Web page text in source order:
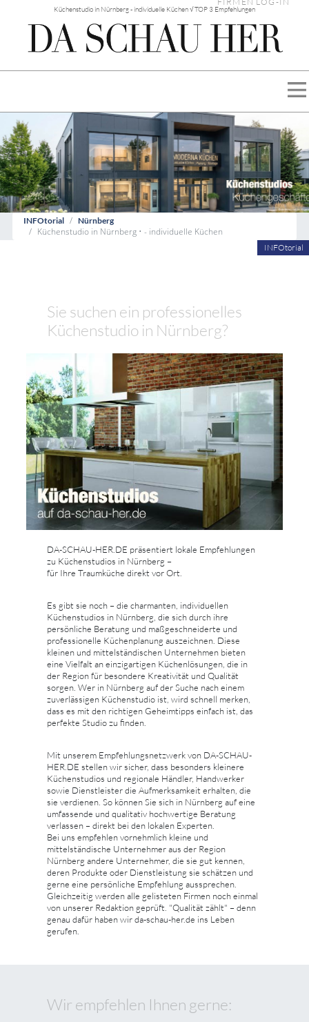
Küchenstudio in Nürnberg - individuelle Küchen √ TOP 3 Empfehlungen
INFOtorial Nürnberg
Küchenstudio in Nürnberg • - individuelle Küchen
INFOtorial
Sie suchen ein professionelles
Küchenstudio in Nürnberg?
DA-SCHAU-HER.DE präsentiert lokale Empfehlungen
zu Küchenstudios in Nürnberg –
für Ihre Traumküche direkt vor Ort.
Es gibt sie noch – die charmanten, individuellen
Küchenstudios in Nürnberg, die sich durch ihre
persönliche Beratung und maßgeschneiderte und
professionelle Küchenplanung auszeichnen. Diese
kleinen und mittelständischen Unternehmen bieten
eine Vielfalt an einzigartigen Küchenlösungen, die in
der Region für besondere Kreativität und Qualität
sorgen. Wer in Nürnberg auf der Suche nach einem
zuverlässigen Küchenstudio ist, wird schnell merken,
dass es mit den richtigen Geheimtipps einfach ist, das
perfekte Studio zu finden.
Mit unserem Empfehlungsnetzwerk von DA-SCHAU-
HER.DE stellen wir sicher, dass besonders kleinere
Küchenstudios und regionale Händler, Handwerker
sowie Dienstleister die Aufmerksamkeit erhalten, die
sie verdienen. So können Sie sich in Nürnberg auf eine
umfassende und qualitativ hochwertige Beratung
verlassen – direkt bei den lokalen Experten.
Bei uns empfehlen vornehmlich kleine und
mittelständische Unternehmer aus der Region
Nürnberg andere Unternehmer, die sie gut kennen,
deren Produkte oder Dienstleistung sie schätzen und
gerne eine persönliche Empfehlung aussprechen.
Gleichzeitig werden alle gelisteten Firmen noch einmal
von unserer Redaktion geprüft. "Qualität zählt" – denn
genau dafür haben wir da-schau-her.de ins Leben
gerufen.
Wir empfehlen Ihnen gerne: